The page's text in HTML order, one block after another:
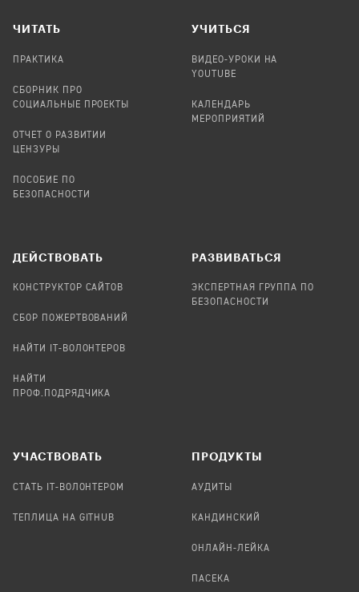
ЧИТАТЬ
ПРАКТИКА
СБОРНИК ПРО
СОЦИАЛЬНЫЕ ПРОЕКТЫ
ОТЧЕТ О РАЗВИТИИ
ЦЕНЗУРЫ
ПОСОБИЕ ПО
БЕЗОПАСНОСТИ
УЧИТЬСЯ
ВИДЕО-УРОКИ НА
YOUTUBE
КАЛЕНДАРЬ
МЕРОПРИЯТИЙ
ДЕЙСТВОВАТЬ
КОНСТРУКТОР САЙТОВ
СБОР ПОЖЕРТВОВАНИЙ
НАЙТИ IT-ВОЛОНТЕРОВ
НАЙТИ
ПРОФ.ПОДРЯДЧИКА
РАЗВИВАТЬСЯ
ЭКСПЕРТНАЯ ГРУППА ПО
БЕЗОПАСНОСТИ
УЧАСТВОВАТЬ
СТАТЬ IT-ВОЛОНТЕРОМ
ТЕПЛИЦА НА GITHUB
ПРОДУКТЫ
АУДИТЫ
КАНДИНСКИЙ
ОНЛАЙН-ЛЕЙКА
ПАСЕКА